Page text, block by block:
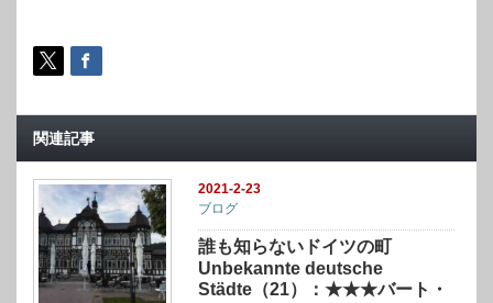
関連記事
2021-2-23
ブログ
誰も知らないドイツの町
Unbekannte deutsche
Städte（21）：★★★バート・